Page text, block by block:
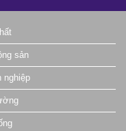
sản
nghiệp